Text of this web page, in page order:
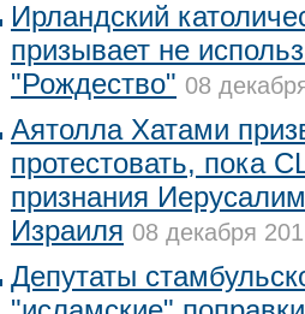
Ирландский
призывает не
"Рождество" 08
Аятолла Хатами
протестовать, пока
признания
Израиля 08 декабря
Депутаты